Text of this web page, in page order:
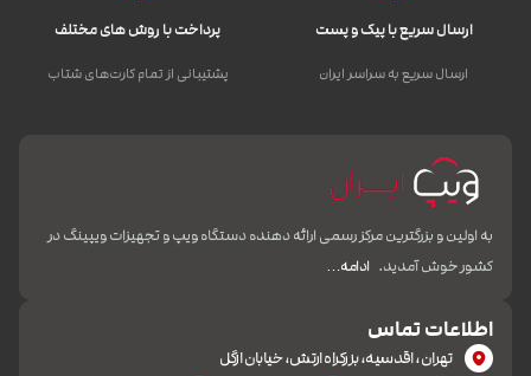
ارسال سریع با پیک و پست
ارسال سریع به سراسر ایران
پرداخت با روش های مختلف
پشتیبانی از تمام کارت‌های شتاب
به اولین و بزرگترین مرکز رسمی ارائه دهنده دستگاه ویپ و تجهیزات ویپینگ در
کشور خوش آمدید. ادامه…
اطلاعات تماس
تهران، اقدسیه، بزرکراه ارتش، خیابان ازگل